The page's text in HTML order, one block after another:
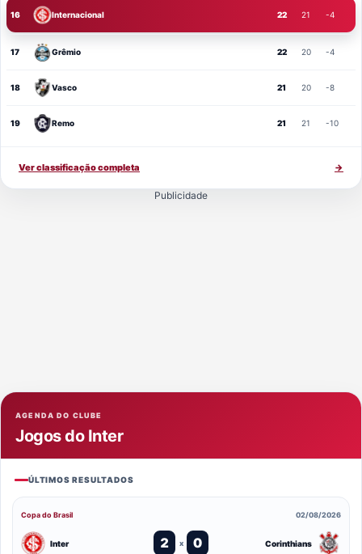
16 Internacional 22 21 -4
17 Grêmio 22 20 -4
18 Vasco 21 20 -8
19 Remo 21 21 -10
Ver classificação completa →
Publicidade
AGENDA DO CLUBE
Jogos do Inter
ÚLTIMOS RESULTADOS
Copa do Brasil 02/08/2026
Inter 2 x 0 Corinthians